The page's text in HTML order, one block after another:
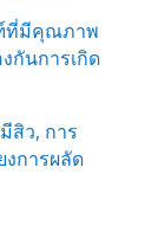
ที่มีคุณภาพ
กันการเกิด
สิว, การ
งการผลัด